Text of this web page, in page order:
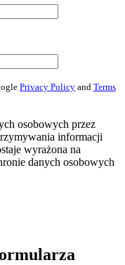
Privacy Policy and Terms
osobowych przez
informacji
wyrażona na
danych osobowych